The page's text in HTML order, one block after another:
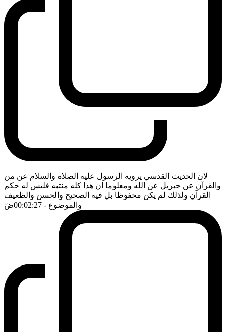
لان الحديث القدسي يرويه الرسول عليه الصلاة والسلام عن من
والقرآن عن جبريل عن الله ومعلوما ان هذا كله منتبه فليس له حكم
القرآن ولذلك لم يكن محفوظا بل فيه الصحيح والحسن والظعيف
والموضوع - 00:02:27 ضَ